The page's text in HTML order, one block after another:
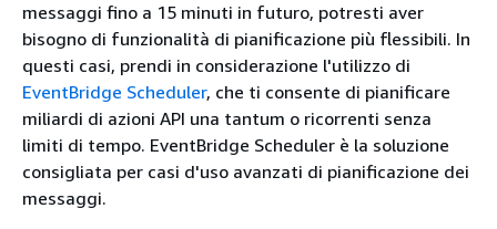
messaggi fino a 15 minuti in futuro, potresti aver
bisogno di funzionalità di pianificazione più flessibili. In
questi casi, prendi in considerazione l'utilizzo di
EventBridge Scheduler, che ti consente di pianificare
miliardi di azioni API una tantum o ricorrenti senza
limiti di tempo. EventBridge Scheduler è la soluzione
consigliata per casi d'uso avanzati di pianificazione dei
messaggi.